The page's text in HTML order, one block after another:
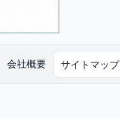
会社概要 サイトマップ